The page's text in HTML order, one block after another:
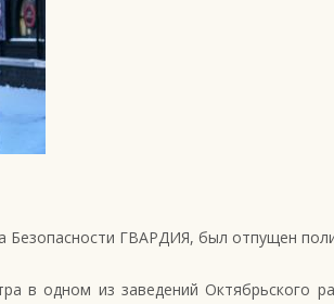
ГВАРДИЯ, был отпущен
в одном из заведений Октябрьского